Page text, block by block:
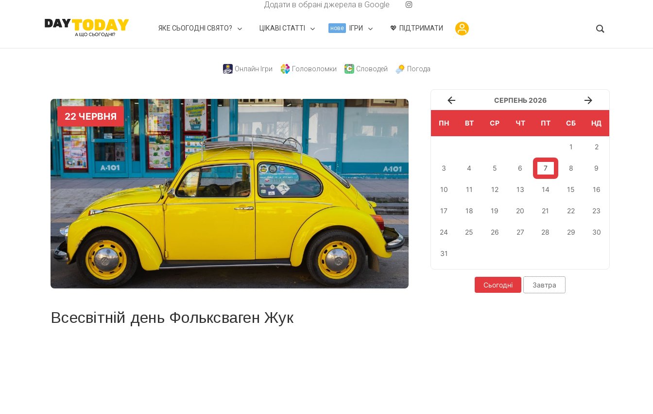
Додати в обрані джерела в Google
ЯКЕ СЬОГОДНІ СВЯТО? ЦІКАВІ СТАТТІ нове ІГРИ ПІДТРИМАТИ
Онлайн Ігри Головоломки Словодей Погода
Всесвітній день Фольксваген Жук
СЕРПЕНЬ 2026
ПН ВТ СР ЧТ ПТ СБ НД
1 2
3 4 5 6 7 8 9
10 11 12 13 14 15 16
17 18 19 20 21 22 23
24 25 26 27 28 29 30
31
Сьогодні Завтра